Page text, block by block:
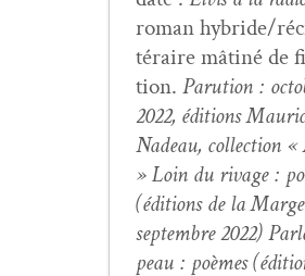
roman hybride/
téraire mât­iné de
tion. Paru­tion :
2022, édi­tions
Nadeau, col­lec­tion
»Loin du rivage:
(édi­tions de la
sep­tem­bre 2022)
peau : poèmes